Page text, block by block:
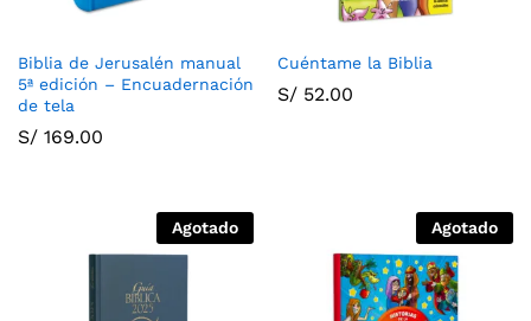
Biblia de Jerusalén manual
5ª edición – Encuadernación
de tela
S/ 169.00
Cuéntame la Biblia
S/ 52.00
Agotado Agotado